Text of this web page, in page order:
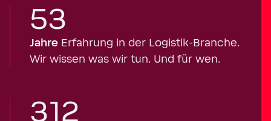
53
Jahre Erfahrung in der Logistik-Branche.
Wir wissen was wir tun. Und für wen.
312